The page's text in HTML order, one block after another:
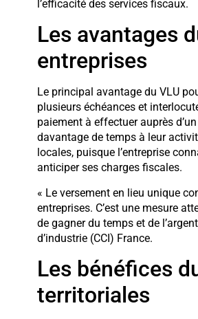
l’efficacité des services fiscaux.
Les avantages
entreprises
Le principal avantage du VLU
plusieurs échéances et
paiement à effectuer auprès
davantage de temps à leur
locales, puisque l’entreprise
anticiper ses charges fiscales.
« Le versement en lieu unique
entreprises. C’est une mesure
de gagner du temps et de
d’industrie (CCI) France.
Les bénéfices
territoriales